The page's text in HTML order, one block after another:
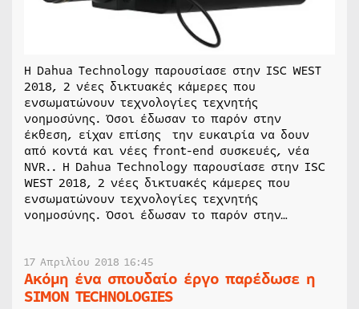
Η Dahua Technology παρουσίασε στην ISC WEST
2018, 2 νέες δικτυακές κάμερες που
ενσωματώνουν τεχνολογίες τεχνητής
νοημοσύνης. Όσοι έδωσαν το παρόν στην
έκθεση, είχαν επίσης την ευκαιρία να δουν
από κοντά και νέες front-end συσκευές, νέα
NVR.. Η Dahua Technology παρουσίασε στην ISC
WEST 2018, 2 νέες δικτυακές κάμερες που
ενσωματώνουν τεχνολογίες τεχνητής
νοημοσύνης. Όσοι έδωσαν το παρόν στην…
17 Απριλίου 2018 16:45
Ακόμη ένα σπουδαίο έργο παρέδωσε η
SIMON TECHNOLOGIES